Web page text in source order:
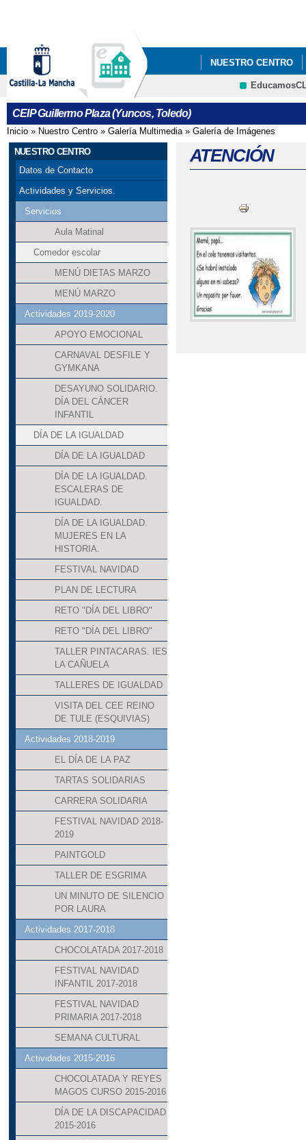
NUESTRO CENTRO
CEIP Guillermo Plaza (Yuncos, Toledo)
Se encuentra usted aquí
Inicio » Nuestro Centro » Galería Multimedia» Galería de Imágenes
NUESTRO CENTRO
Datos de Contacto
Actividades y Servicios.
Servicios
Aula Matinal
Comedor escolar
MENÚ DIETAS MARZO
MENÚ MARZO
Actividades 2019-2020
APOYO EMOCIONAL
CARNAVAL DESFILE Y
GYMKANA
DESAYUNO SOLIDARIO.
DÍA DEL CÁNCER
INFANTIL
DÍA DE LA IGUALDAD
DÍA DE LA IGUALDAD
DÍA DE LA IGUALDAD.
ESCALERAS DE
IGUALDAD.
DÍA DE LA IGUALDAD.
MUJERES EN LA
HISTORIA.
FESTIVAL NAVIDAD
PLAN DE LECTURA
RETO "DÍA DEL LIBRO"
RETO "DÍA DEL LIBRO"
TALLER PINTACARAS. IES
LA CAÑUELA
TALLERES DE IGUALDAD
VISITA DEL CEE REINO
DE TULE (ESQUIVIAS)
Actividades 2018-2019
EL DÍA DE LA PAZ
TARTAS SOLIDARIAS
CARRERA SOLIDARIA
FESTIVAL NAVIDAD 2018-
2019
PAINTGOLD
TALLER DE ESGRIMA
UN MINUTO DE SILENCIO
POR LAURA
Actividades 2017-2018
CHOCOLATADA 2017-2018
FESTIVAL NAVIDAD
INFANTIL 2017-2018
FESTIVAL NAVIDAD
PRIMARIA 2017-2018
SEMANA CULTURAL
Actividades 2015-2016
CHOCOLATADA Y REYES
MAGOS CURSO 2015-2016
DÍA DE LA DISCAPACIDAD
2015-2016
ATENCIÓN